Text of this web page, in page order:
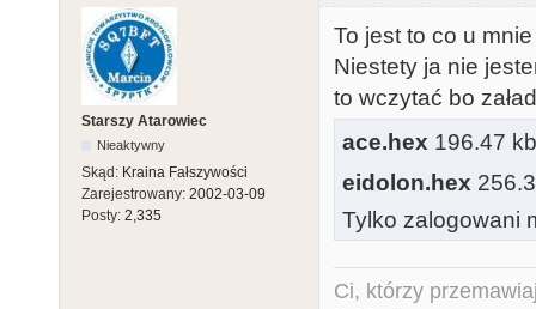
Starszy Atarowiec
Nieaktywny
Skąd: Kraina Fałszywości
Zarejestrowany: 2002-03-09
Posty: 2,335
To jest to co u
Niestety ja nie
to wczytać bo
ace.hex 196.47
eidolon.hex
Tylko zalogowani
Ci, którzy